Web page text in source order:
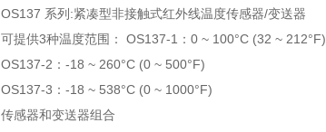
OS137 系列:紧凑型非接触式红外线温度传感器/变送器
可提供3种温度范围： OS137-1：0 ~ 100°C (32 ~ 212°F)
OS137-2：-18 ~ 260°C (0 ~ 500°F)
OS137-3：-18 ~ 538°C (0 ~ 1000°F)
传感器和变送器组合